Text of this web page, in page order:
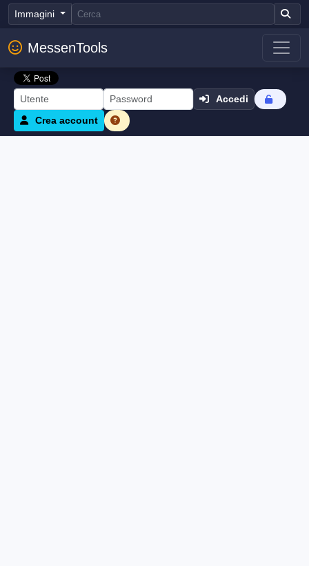
Immagini
MessenTools
Accedi
Crea account